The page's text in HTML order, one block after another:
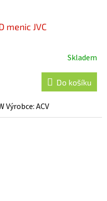
menic JVC
Skladem
Do košíku
Výrobce: ACV